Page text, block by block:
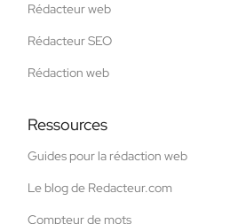
Rédacteur web
Rédacteur SEO
Rédaction web
Ressources
Guides pour la rédaction web
Le blog de Redacteur.com
Compteur de mots